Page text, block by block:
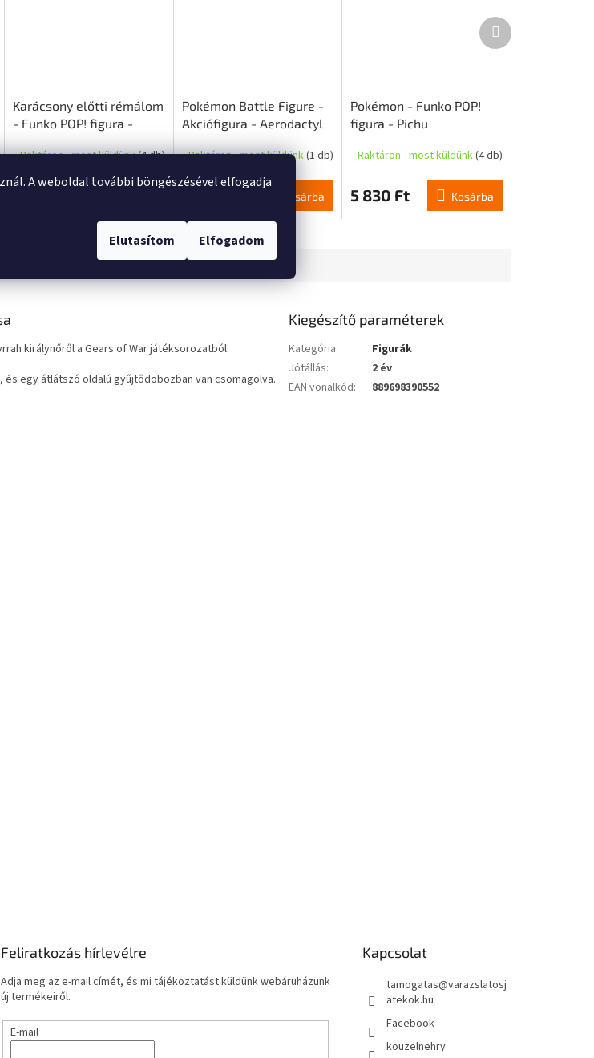
A weboldal további böngészésével elfogadja
Elutasítom Elfogadom
Karácsony előtti rémálom
- Funko POP! figura -
(DIY)
Raktáron - most küldünk(4 db)
Pokémon Battle Figure -
Akciófigura - Aerodactyl
Raktáron - most küldünk(1 db)
Kosárba
Pokémon - Funko POP!
figura - Pichu
Raktáron - most küldünk(4 db)
5 830 Ft Kosárba
Következő
termék
királynőről a Gears of War játéksorozatból.
és egy átlátszó oldalú gyűjtődobozban van csomagolva.
Kiegészítő paraméterek
Kategória:
Figurák
Jótállás:
2 év
EAN vonalkód: 889698390552
Feliratkozás hírlevélre
Adja meg az e-mail címét, és mi tájékoztatást küldünk webáruházunk
új termékeiről.
E-mail
Kapcsolat
tamogatas@varazslatosj
atekok.hu
Facebook
kouzelnehry